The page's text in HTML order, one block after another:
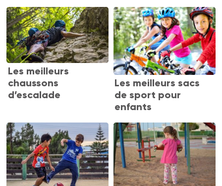
Les meilleurs
chaussons
d’escalade
Les meilleurs sacs
de sport pour
enfants